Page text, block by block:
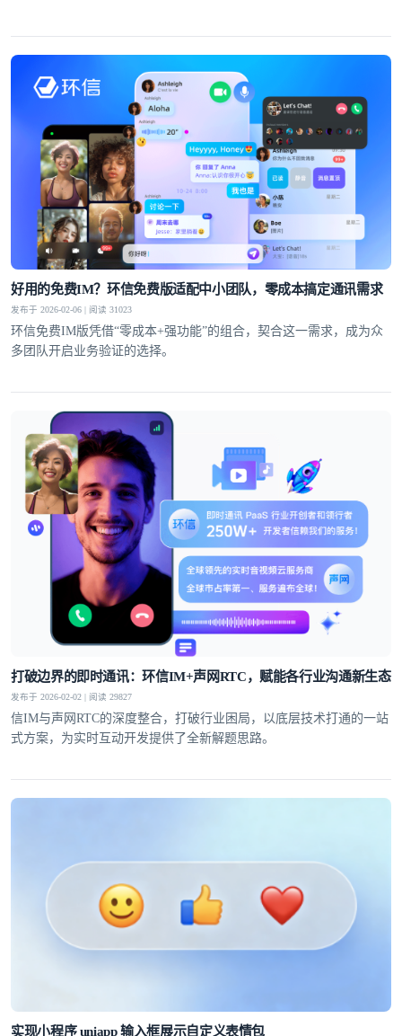
好用的免费IM？环信免费版适配中小团队，零成本搞定通讯需求
发布于 2026-02-06 | 阅读 31023
环信免费IM版凭借“零成本+强功能”的组合，契合这一需求，成为众
多团队开启业务验证的选择。
打破边界的即时通讯：环信IM+声网RTC，赋能各行业沟通新生态
发布于 2026-02-02 | 阅读 29827
信IM与声网RTC的深度整合，打破行业困局，以底层技术打通的一站
式方案，为实时互动开发提供了全新解题思路。
实现小程序 uniapp 输入框展示自定义表情包